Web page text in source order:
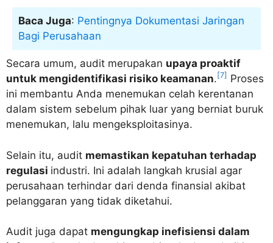
Baca Juga: Pentingnya Dokumentasi Jaringan
Bagi Perusahaan
Secara umum, audit merupakan upaya proaktif
untuk mengidentifikasi risiko keamanan. [7] Proses
ini membantu Anda menemukan celah kerentanan
dalam sistem sebelum pihak luar yang berniat buruk
menemukan, lalu mengeksploitasinya.
Selain itu, audit memastikan kepatuhan terhadap
regulasi industri. Ini adalah langkah krusial agar
perusahaan terhindar dari denda finansial akibat
pelanggaran yang tidak diketahui.
Audit juga dapat mengungkap inefisiensi dalam